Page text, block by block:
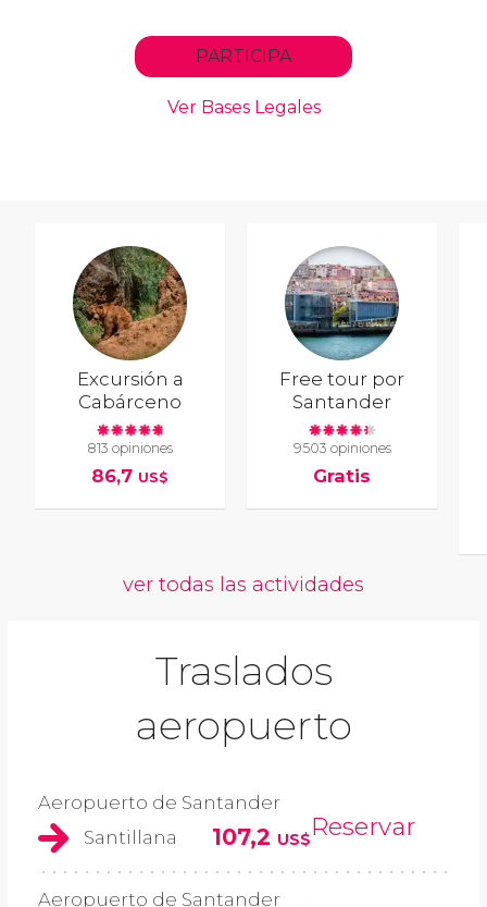
Excursión a
Cabárceno
813 opiniones
86,7 US$
Free tour por
Santander
9503 opiniones
Gratis
ver todas las actividades
Traslados
aeropuerto
Aeropuerto de Santander
Santillana
107,2 US$Reservar
Aeropuerto de Santander